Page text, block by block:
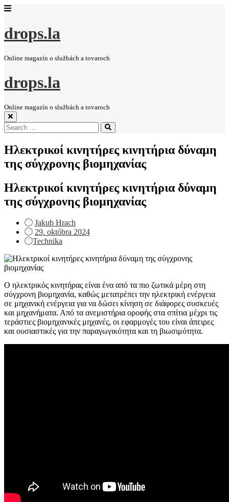
drops.la
Online magazín o službách a tovaroch
drops.la
Online magazín o službách a tovaroch
Search
for:
Search
Ηλεκτρικοί κινητήρες κινητήρια δύναμη
της σύγχρονης βιομηχανίας
Ηλεκτρικοί κινητήρες κινητήρια δύναμη
της σύγχρονης βιομηχανίας
Jakub Hrach
Posted
on
29. októbra 2024
Technika
Ο ηλεκτρικός κινητήρας είναι ένα από τα πιο ζωτικά μέρη στη
σύγχρονη βιομηχανία, καθώς μετατρέπει την ηλεκτρική ενέργεια
σε μηχανική ενέργεια για να δώσει κίνηση σε διάφορες συσκευές
και μηχανήματα. Από τα ανεμιστήρια οροφής στα σπίτια μέχρι τις
τεράστιες βιομηχανικές μηχανές, οι εφαρμογές του είναι άπειρες
και ουσιαστικές για την παραγωγικότητα και τη βιωσιμότητα.